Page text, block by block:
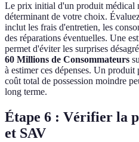
Le prix initial d'un produit médical
déterminant de votre choix.
inclut les frais d'entretien, les
des réparations éventuelles. Une
permet d'éviter les surprises
60 Millions de Consommateurs
à estimer ces dépenses. Un
coût total de possession moindre
long terme.
Étape 6 : Vérifier la
et SAV